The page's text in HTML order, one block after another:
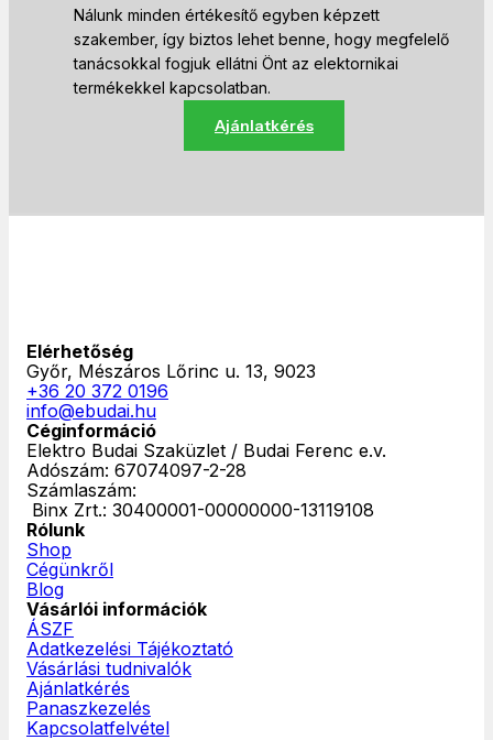
Nálunk minden értékesítő egyben képzett
szakember, így biztos lehet benne, hogy megfelelő
tanácsokkal fogjuk ellátni Önt az elektornikai
termékekkel kapcsolatban.
Ajánlatkérés
Elérhetőség
Győr, Mészáros Lőrinc u. 13, 9023
+36 20 372 0196
info@ebudai.hu
Céginformáció
Elektro Budai Szaküzlet / Budai Ferenc e.v.
Adószám: 67074097-2-28
Számlaszám:
‎ Binx Zrt.: 30400001-00000000-13119108
Rólunk
Shop
Cégünkről
Blog
Vásárlói információk
ÁSZF
Adatkezelési Tájékoztató
Vásárlási tudnivalók
Ajánlatkérés
Panaszkezelés
Kapcsolatfelvétel